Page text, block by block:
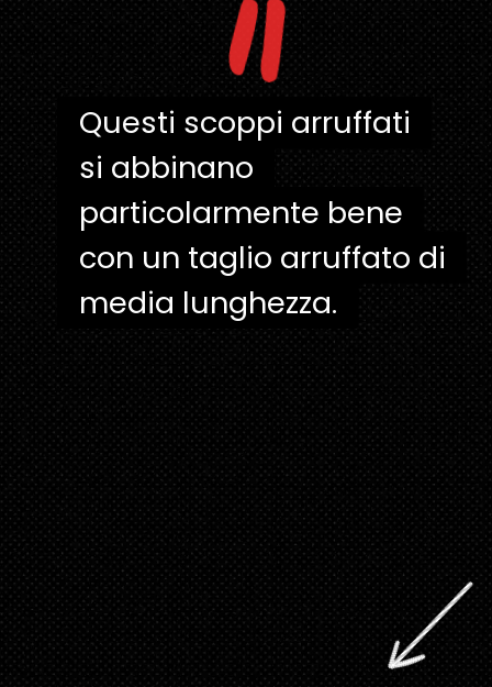
"
Questi scoppi arruffati
si abbinano
particolarmente bene
con un taglio arruffato di
media lunghezza.
Questi scoppi arruffati
si abbinano
particolarmente bene
con un taglio arruffato di